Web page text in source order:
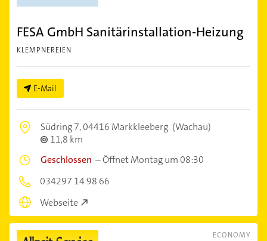
FESA GmbH Sanitärinstallation-Heizung
KLEMPNEREIEN
E-Mail
Südring 7,04416 Markkleeberg (Wachau)
11,8 km
Geschlossen –Öffnet Montag um 08:30
034297 14 98 66
Webseite
ECONOMY